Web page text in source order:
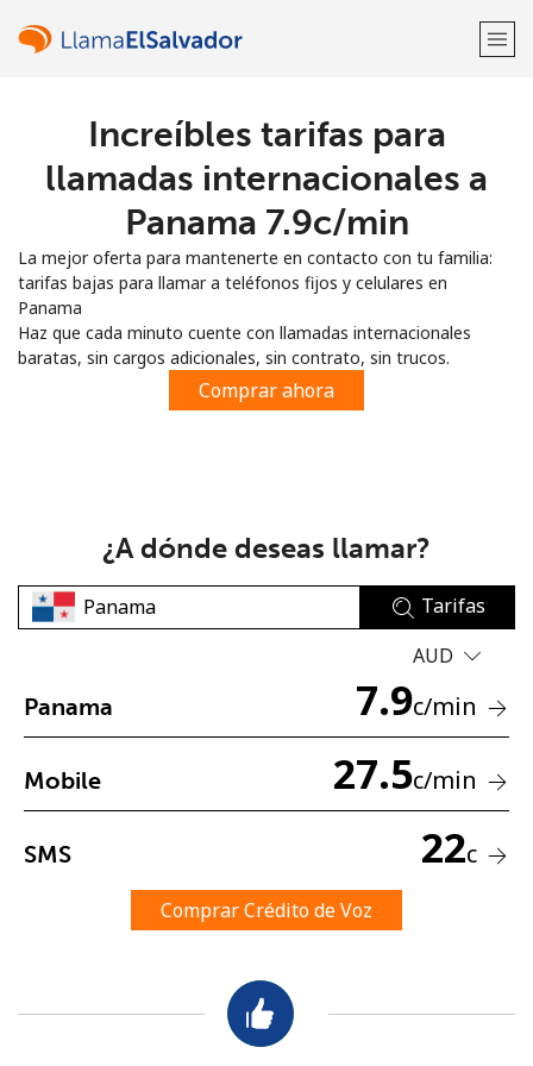
¡Bienvenido!
Regístrate con
o
No se ha creado una contraseña
Una letra mayúscula y una minúscula
Un número
Mantente en contacto para recibir nuestras mejores
Increíbles tarifas para
llamadas internacionales a
Panama ⁦7.9c⁩/min
La mejor oferta para mantenerte en contacto con tu familia:
tarifas bajas para llamar a teléfonos fijos y celulares en
Panama
Haz que cada minuto cuente con llamadas internacionales
baratas, sin cargos adicionales, sin contrato, sin trucos.
Comprar ahora
¿A dónde deseas llamar?
Tarifas
AUD
Panama 7.9c/min
Mobile 27.5c/min
SMS 22c
Comprar Crédito de Voz